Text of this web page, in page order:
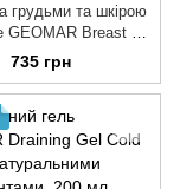
грудьми та шкірою
GEOMAR Breast &
Treatment
150 мл.
735 грн